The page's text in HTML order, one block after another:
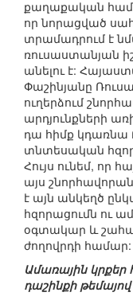
քաղաքական
որ նորացված
տրամադրում է
ռուսաստանյան
անելու է:
Փաշինյանը
ուղերձում
արդյունքների
դա հիմք
տնտեսական
Հույս ունեմ, որ
այս
է այն անկեղծ
հզորացումն ու
օգտակար և
ժողովրդի համար:
Ամառային
դաշինքի թեմայով